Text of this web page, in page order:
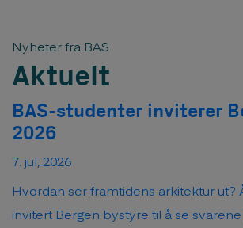
Nyheter fra BAS
Aktuelt
BAS-studenter inviterer
2026
7. jul, 2026
Hvordan ser framtidens arkitektur ut?
invitert Bergen bystyre til å se